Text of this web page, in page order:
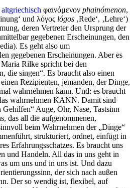
altgriechisch φαινόμενον phainómenon,
und λόγος lógos ‚Rede‘, ‚Lehre‘)
deren Vertreter den Ursprung der
gegebenen Erscheinungen, den
Es geht also um
gegebenen Erscheinungen. Aber es
Rilke spricht bei den
die singen“. Es braucht also einen
Rezipienten, jemanden, der Dinge,
wahrnehmen kann. Und: es braucht
wahrnehmen KANN. Damit sind
Gehilfen“ Auge, Ohr, Nase, Tastsinn
das all die aufgenommenen,
beim Wahrnehmen der „Dinge“
strukturiert, ordnet, einfügt in
Erfahrungsschatzes. Es braucht uns
und Handeln. All das in uns geht in
um uns und in uns ist. Und dazu
der sich nach außen
Der so wendig ist, flexibel, auf